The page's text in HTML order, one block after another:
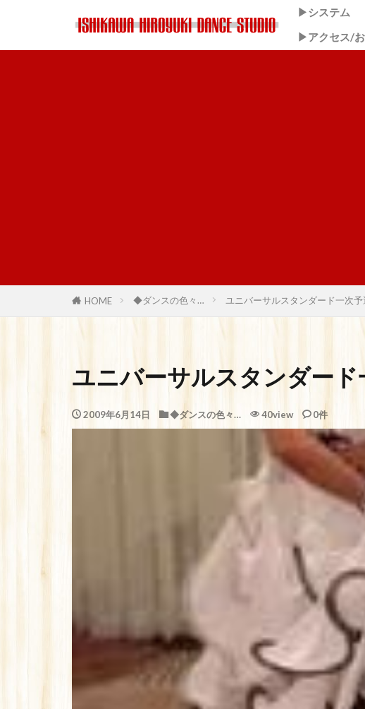
▶システム
▶アクセス/
HOME ◆ダンスの色々… ユニバーサルスタンダード一次予
ユニバーサルスタンダード
2009年6月14日 ◆ダンスの色々… 40view 0件